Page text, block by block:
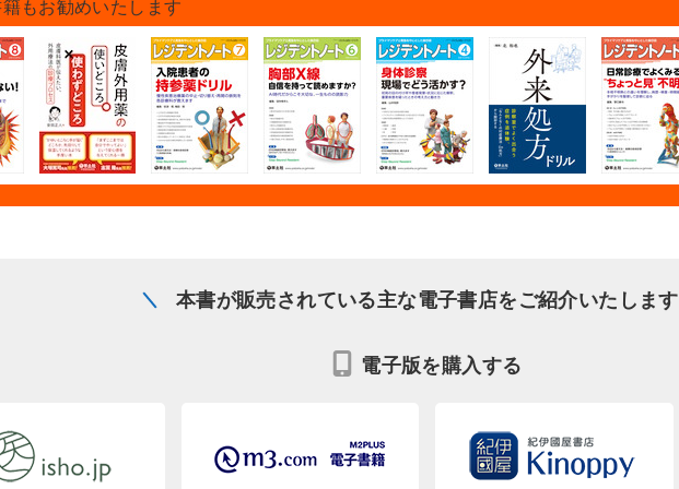
もお勧めいたします
本書が販売されている主な電子書店をご紹介いたします
電子版を購入する